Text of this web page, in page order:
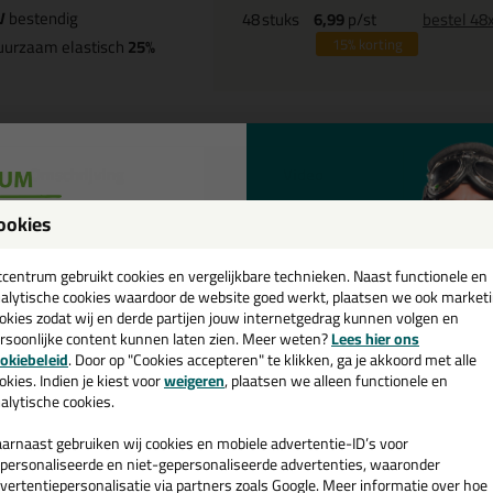
bestendig
elastisch25%
48stuks 6,99p/st
15%korting
bestel
Omschrijving
SP525 ProFlex Seal 25
je kit in een specifieke kleur? Gevonden! Deze gevelkit illbruck
voor verschillende toepassingen. Een duurzame en
kleur zoekt met gegarandeerd een topresultaat. Bestel de
vandaag nog! Op voorraad en op werkdagen besteld = morgen in huis.
je meer weten over de toepassing en kenmerken van dit product?
gebruikt cookies en vergelijkbare technieken. Naast functionele en
cookies waardoor de website goed werkt, plaatsen we ook
zodat wij en derde partijen jouw internetgedrag kunnen volgen en
content kunnen laten zien. Meer weten?Lees hier ons
. Door op "Cookies accepteren" te klikken, ga je akkoord met alle
Indien je kiest voorweigeren, plaatsen we alleen functionele en
cookies.
gebruiken wij cookies en mobiele advertentie-ID’s voor
en niet-gepersonaliseerde advertenties, waaronder
via partners zoals Google. Meer informatie over hoe
💚
en ontvang een
€35,-bij je eerste bestelling!